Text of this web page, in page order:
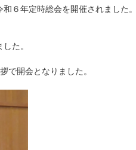
６年定時総会を開催されました
た。
で開会となりました。